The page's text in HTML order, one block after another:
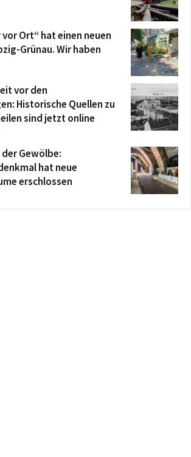
Ort“ hat einen neuen
Grünau. Wir haben
vor den
Historische Quellen zu
sind jetzt online
Gewölbe:
hat neue
erschlossen